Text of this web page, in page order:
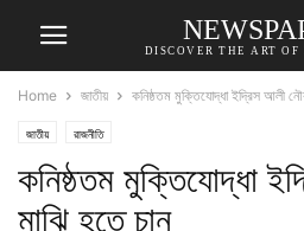
DISCOVER THE ART OF
Home জাতীয় কনিষ্ঠতম মুক্তিযোদ্ধা ইদ্রিস আলী
জাতীয় রাজনীতি
কনিষ্ঠতম মুক্তিযোদ্ধা
মাঝি হতে চান